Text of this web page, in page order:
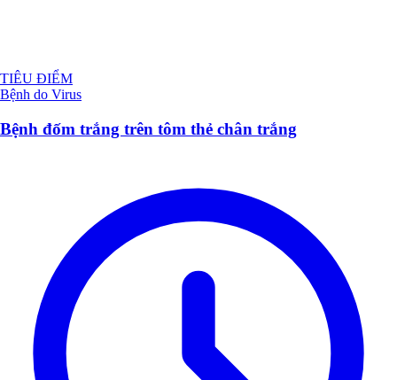
TIÊU ĐIỂM
Bệnh do Virus
Bệnh đốm trắng trên tôm thẻ chân trắng